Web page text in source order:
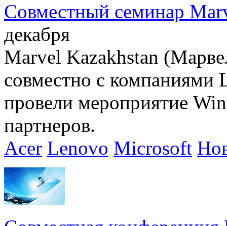
Совместный семинар
декабря
Marvel Kazakhstan
совместно с компаниями
провели мероприятие
партнеров.
Acer Lenovo Microsoft